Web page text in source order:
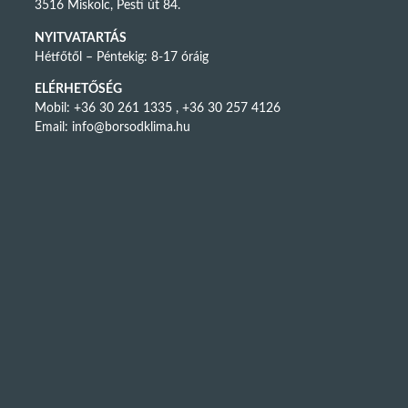
3516 Miskolc, Pesti út 84.
NYITVATARTÁS
Hétfőtől – Péntekig: 8-17 óráig
ELÉRHETŐSÉG
Mobil: +36 30 261 1335 , +36 30 257 4126
Email: info@borsodklima.hu